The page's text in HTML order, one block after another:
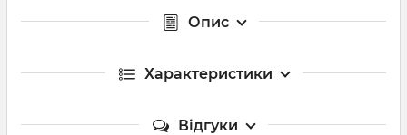
Опис
Характеристики
Відгуки